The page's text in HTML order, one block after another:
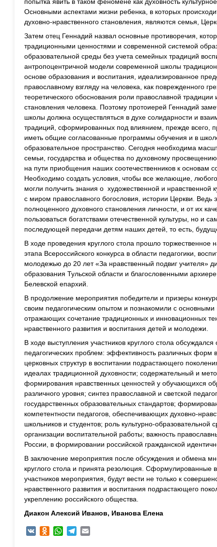
Основными аспектами жизни ребенка, в которых
духовно-нравственного становления, являются семья,
Затем отец Геннадий назвал основные противоречия,
традиционными ценностями и современной системой
образовательной среды без учета семейных традиций
антропоцентричной модели современной школы
основе образования и воспитания, идеализированное
православному взгляду на человека, как поврежденного
теоретического обоснования роли православной традиции
становления человека. Поэтому протоиерей Геннадий
школы должна осуществляться в духе солидарности и
традиций, сформированных под влиянием, прежде всего,
иметь общие согласованные программы обучения и в
образовательное пространство. Сегодня необходима
семьи, государства и общества по духовному
на пути приобщения наших соотечественников к основам
Необходимо создать условия, чтобы все желающие, любого
могли получить знания о художественной и нравственной
с миром православного богословия, истории Церкви. Ведь
полноценного духовного становления личности, и от их
пользоваться богатствами отечественной культуры, но и
последующей передачи детям наших детей, то есть,
В ходе проведения круглого стола прошло торжественное
этапа Всероссийского конкурса в области педагогики,
молодежью до 20 лет «За нравственный подвиг учителя»
образования Тульской области и благословенными
Белевской епархий.
В продолжение мероприятия победители и призеры
своим педагогическим опытом и познакомили с основными
отражающих сочетание традиционных и инновационных
нравственного развития и воспитания детей и молодежи.
В ходе выступления участников круглого стола
педагогических проблем: эффективность различных форм
церковных структур в воспитании подрастающего
идеалах традиционной духовности; содержательный и
формирования нравственных ценностей у обучающихся
различного уровня; синтез православной и светской
государственных образовательных стандартов;
компетентности педагогов, обеспечивающих духовно-
школьников и студентов; роль культурно-образовательной
организации воспитательной работы; важность
России, в формировании российской гражданской
В заключение мероприятия после обсуждения и обмена
круглого стола и принята резолюция.
участников мероприятия, будут вести не только к
нравственного развития и воспитания подрастающего
укреплению российского общества.
Диакон Алексий Иванов, Иванова Елена
VK Odnoklassniki
WhatsAppTelegram